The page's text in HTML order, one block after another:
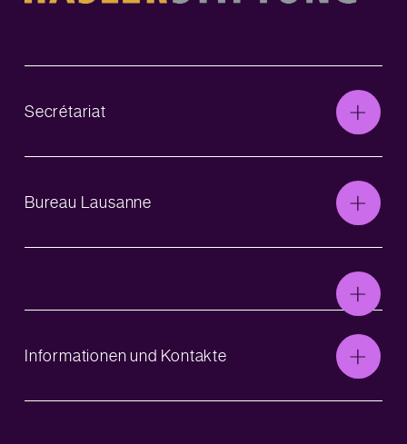
Secrétariat
Bureau Lausanne
Informationen und Kontakte